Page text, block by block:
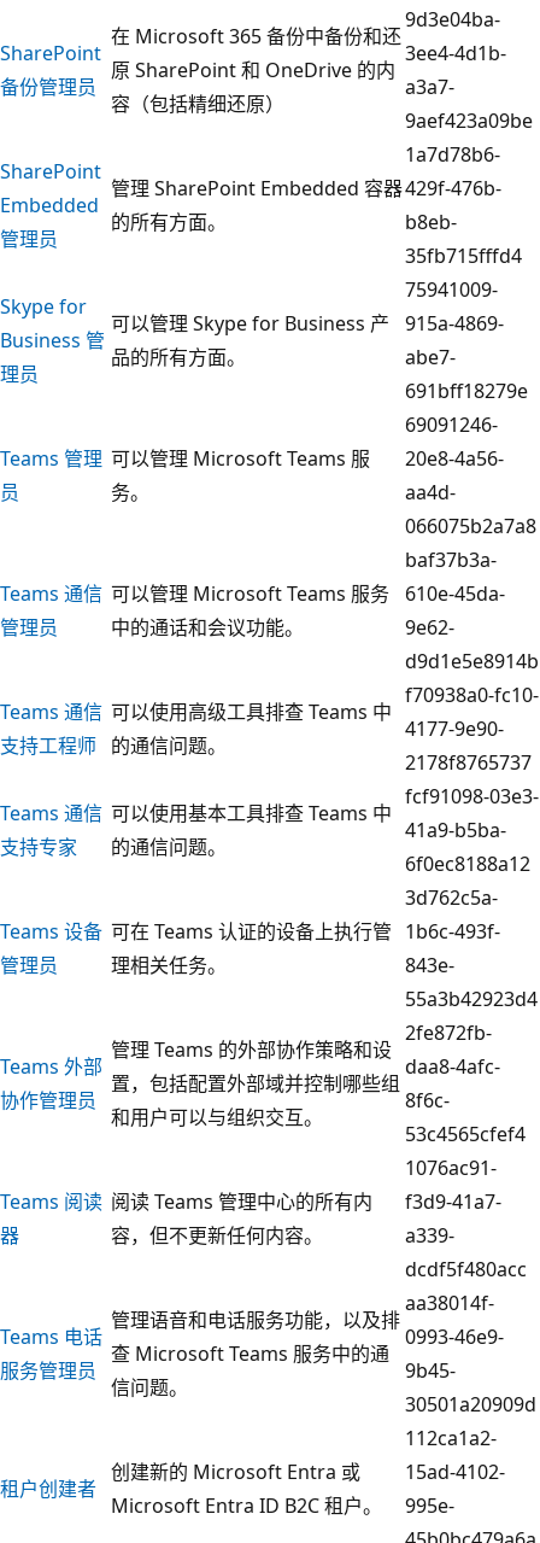
SharePoint
备份管理员
在 Microsoft 365 备份中备份和还
原 SharePoint 和 OneDrive 的内
容（包括精细还原）
9d3e04ba-
3ee4-4d1b-
a3a7-
9aef423a09be
SharePoint
Embedded
管理员
管理 SharePoint Embedded 容器
的所有方面。
1a7d78b6-
429f-476b-
b8eb-
35fb715fffd4
Skype for
Business 管
理员
可以管理 Skype for Business 产
品的所有方面。
75941009-
915a-4869-
abe7-
691bff18279e
Teams 管理
员
可以管理 Microsoft Teams 服
务。
69091246-
20e8-4a56-
aa4d-
066075b2a7a8
Teams 通信
管理员
可以管理 Microsoft Teams 服务
中的通话和会议功能。
baf37b3a-
610e-45da-
9e62-
d9d1e5e8914b
Teams 通信
支持工程师
可以使用高级工具排查 Teams 中
的通信问题。
f70938a0-fc10-
4177-9e90-
2178f8765737
Teams 通信
支持专家
可以使用基本工具排查 Teams 中
的通信问题。
fcf91098-03e3-
41a9-b5ba-
6f0ec8188a12
Teams 设备
管理员
可在 Teams 认证的设备上执行管
理相关任务。
3d762c5a-
1b6c-493f-
843e-
55a3b42923d4
Teams 外部
协作管理员
管理 Teams 的外部协作策略和设
置，包括配置外部域并控制哪些组
和用户可以与组织交互。
2fe872fb-
daa8-4afc-
8f6c-
53c4565cfef4
Teams 阅读
器
阅读 Teams 管理中心的所有内
容，但不更新任何内容。
1076ac91-
f3d9-41a7-
a339-
dcdf5f480acc
Teams 电话
服务管理员
管理语音和电话服务功能，以及排
查 Microsoft Teams 服务中的通
信问题。
aa38014f-
0993-46e9-
9b45-
30501a20909d
租户创建者
创建新的 Microsoft Entra 或
Microsoft Entra ID B2C 租户。
112ca1a2-
15ad-4102-
995e-